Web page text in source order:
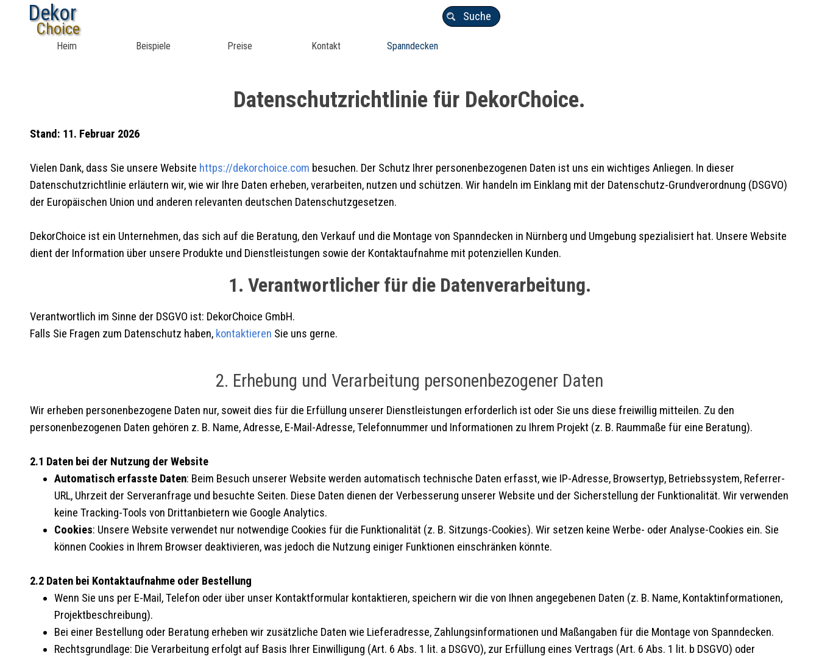
Heim Beispiele Preise Kontakt Spanndecken
Dekor
Choice
Suche
Datenschutzrichtlinie für DekorChoice.
Stand: 11. Februar 2026
Vielen Dank, dass Sie unsere Website https://dekorchoice.com besuchen. Der Schutz Ihrer personenbezogenen Daten ist uns ein wichtiges Anliegen. In dieser
Datenschutzrichtlinie erläutern wir, wie wir Ihre Daten erheben, verarbeiten, nutzen und schützen. Wir handeln im Einklang mit der Datenschutz-Grundverordnung (DSGVO)
der Europäischen Union und anderen relevanten deutschen Datenschutzgesetzen.
DekorChoice ist ein Unternehmen, das sich auf die Beratung, den Verkauf und die Montage von Spanndecken in Nürnberg und Umgebung spezialisiert hat. Unsere Website
dient der Information über unsere Produkte und Dienstleistungen sowie der Kontaktaufnahme mit potenziellen Kunden.
1. Verantwortlicher für die Datenverarbeitung.
Verantwortlich im Sinne der DSGVO ist: DekorChoice GmbH.
Falls Sie Fragen zum Datenschutz haben, kontaktieren Sie uns gerne.
2. Erhebung und Verarbeitung personenbezogener Daten
Wir erheben personenbezogene Daten nur, soweit dies für die Erfüllung unserer Dienstleistungen erforderlich ist oder Sie uns diese freiwillig mitteilen. Zu den
personenbezogenen Daten gehören z. B. Name, Adresse, E-Mail-Adresse, Telefonnummer und Informationen zu Ihrem Projekt (z. B. Raummaße für eine Beratung).
2.1 Daten bei der Nutzung der Website
Automatisch erfasste Daten: Beim Besuch unserer Website werden automatisch technische Daten erfasst, wie IP-Adresse, Browsertyp, Betriebssystem, Referrer-
URL, Uhrzeit der Serveranfrage und besuchte Seiten. Diese Daten dienen der Verbesserung unserer Website und der Sicherstellung der Funktionalität. Wir verwenden
keine Tracking-Tools von Drittanbietern wie Google Analytics.
Cookies: Unsere Website verwendet nur notwendige Cookies für die Funktionalität (z. B. Sitzungs-Cookies). Wir setzen keine Werbe- oder Analyse-Cookies ein. Sie
können Cookies in Ihrem Browser deaktivieren, was jedoch die Nutzung einiger Funktionen einschränken könnte.
2.2 Daten bei Kontaktaufnahme oder Bestellung
Wenn Sie uns per E-Mail, Telefon oder über unser Kontaktformular kontaktieren, speichern wir die von Ihnen angegebenen Daten (z. B. Name, Kontaktinformationen,
Projektbeschreibung).
Bei einer Bestellung oder Beratung erheben wir zusätzliche Daten wie Lieferadresse, Zahlungsinformationen und Maßangaben für die Montage von Spanndecken.
Rechtsgrundlage: Die Verarbeitung erfolgt auf Basis Ihrer Einwilligung (Art. 6 Abs. 1 lit. a DSGVO), zur Erfüllung eines Vertrags (Art. 6 Abs. 1 lit. b DSGVO) oder